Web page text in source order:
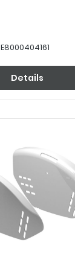
E8000404161
Details